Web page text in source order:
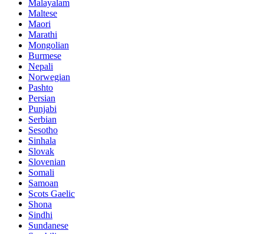
Malayalam
Maltese
Maori
Marathi
Mongolian
Burmese
Nepali
Norwegian
Pashto
Persian
Punjabi
Serbian
Sesotho
Sinhala
Slovak
Slovenian
Somali
Samoan
Scots Gaelic
Shona
Sindhi
Sundanese